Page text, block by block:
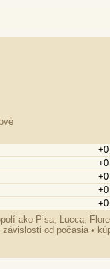
ako Pisa, Lucca,
od počasia •